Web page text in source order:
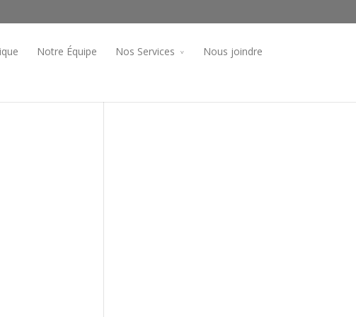
Notre Équipe Nos Services Nous joindre